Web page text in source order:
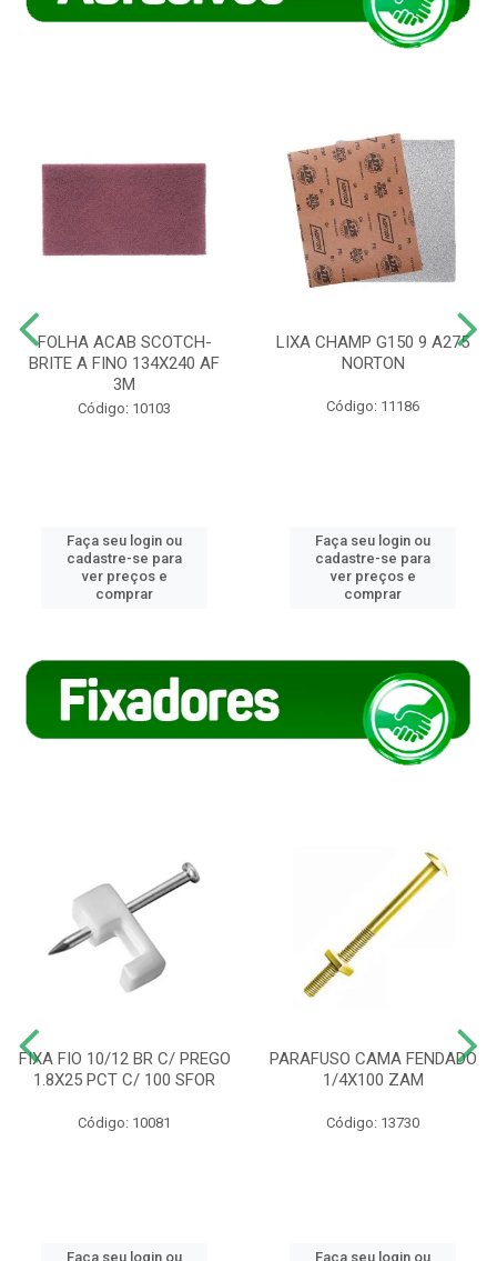
FOLHA ACAB SCOTCH-
BRITE A FINO 134X240 AF
3M
Código: 10103
Faça seu login ou
cadastre-se para
ver preços e
comprar
LIXA CHAMP G150 9 A275
NORTON
Código: 11186
Faça seu login ou
cadastre-se para
ver preços e
comprar
FIXA FIO 10/12 BR C/ PREGO
1.8X25 PCT C/ 100 SFOR
Código: 10081
Faça seu login ou
PARAFUSO CAMA FENDADO
1/4X100 ZAM
Código: 13730
Faça seu login ou